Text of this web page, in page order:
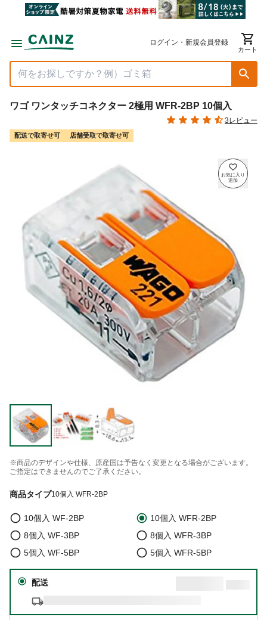
ログイン・新規会員登録
カート
ワゴ ワンタッチコネクター 2極用 WFR-2BP 10個入
3レビュー
配送で取寄せ可 店舗受取で取寄せ可
※商品のデザインや仕様、原産国は予告なく変更となる場合がございます。
ご指定はできませんのでご了承ください。
商品タイプ10個入 WFR-2BP
10個入 WF-2BP
10個入 WFR-2BP
8個入 WF-3BP
8個入 WFR-3BP
5個入 WF-5BP
5個入 WFR-5BP
配送